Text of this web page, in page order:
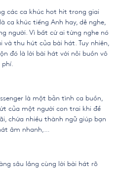
các ca khúc hot hit trong giai
ca khúc tiếng Anh hay, dễ nghe,
người. Vì bất cứ ai từng nghe nó
thu hút của bài hát. Tuy nhiên,
đó là lời bài hát với nỗi buồn vô
là một bản tình ca buồn,
của một người con trai khi để
chứa nhiều thành ngữ giúp bạn
âm nhanh,…
sâu lắng cùng lời bài hát rõ